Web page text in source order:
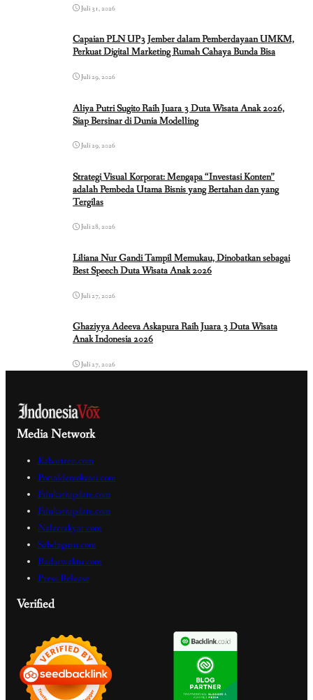
Juli 31, 2026
Capaian PLN UP3 Jember dalam Pemberdayaan UMKM,
Perkuat Digital Marketing Rumah Cahaya Bunda Bisa
Juli 29, 2026
Aliya Putri Sugito Raih Juara 3 Duta Wisata Anak 2026,
Siap Bersinar di Dunia Modelling
Juli 29, 2026
Strategi Visual Korporat: Mengapa “Investasi Konten”
adalah Pembeda Utama Bisnis yang Bertahan dan yang
Tergilas
Juli 28, 2026
Liliana Nur Gandi Tampil Memukau, Dinobatkan sebagai
Best Speech Duta Wisata Anak 2026
Juli 27, 2026
Ghaziyya Adeeva Askapura Raih Juara 3 Duta Wisata
Anak Indonesia 2026
Juli 27, 2026
Media Network
Kabartren.com
Portaldemokrasi.com
Edukasiupdate.com
Edukasiupdate.com
Nalarrakyat.com
Sabdaguru.com
Radarwaktu.com
Press Release
Verified